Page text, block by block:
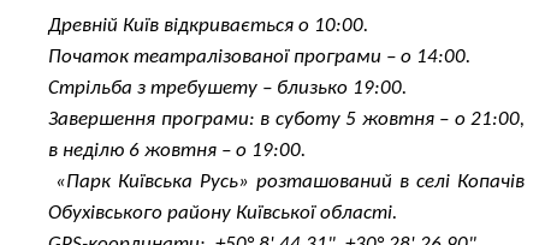
Древній Київ відкривається о 10:00.
Початок театралізованої програми – о 14:00.
Стрільба з требушету – близько 19:00.
Завершення програми: в суботу 5 жовтня – о 21:00,
в неділю 6 жовтня – о 19:00.
«Парк Київська Русь» розташований в селі Копачів
Обухівського району Київської області.